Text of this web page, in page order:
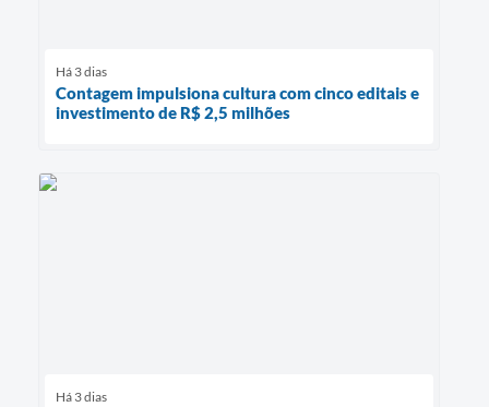
Há 3 dias
Contagem impulsiona cultura com cinco editais e
investimento de R$ 2,5 milhões
Há 3 dias